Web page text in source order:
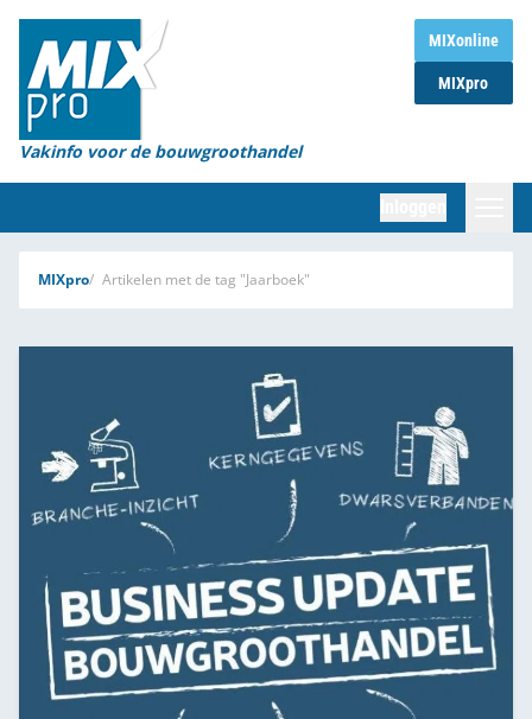
MIXonline
MIXpro
Vakinfo voor de bouwgroothandel
Home
Magazines
Organisaties
Marktcijfers
Partners
MIXpro Artikelen met de tag "Jaarboek"